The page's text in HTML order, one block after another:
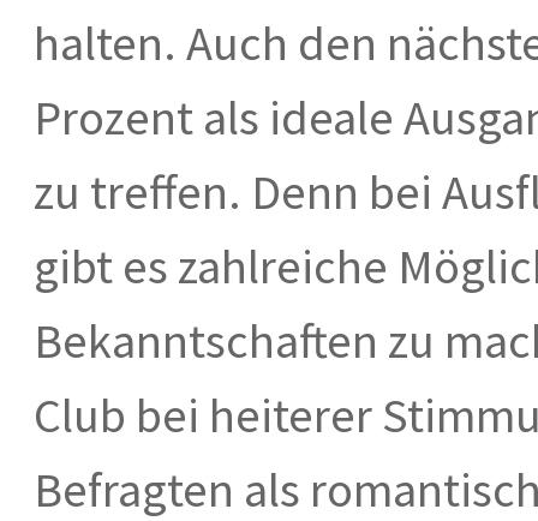
halten. Auch den
Prozent als ideale
zu treffen. Denn bei
gibt es zahlreiche
Bekanntschaften zu
Club bei heiterer
Befragten als